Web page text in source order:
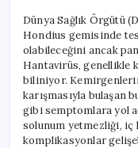
Dünya Sağlık Örgütü
Hondius gemisinde
olabileceğini ancak
Hantavirüs, genellikle
biliniyor. Kemirgenlerin
karışmasıyla bulaşan
gibi semptomlara yol
solunum yetmezliği, iç
komplikasyonlar